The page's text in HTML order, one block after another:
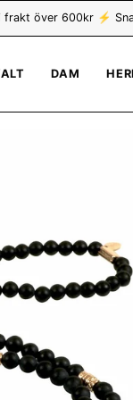
frakt över 600kr ⚡
DAM